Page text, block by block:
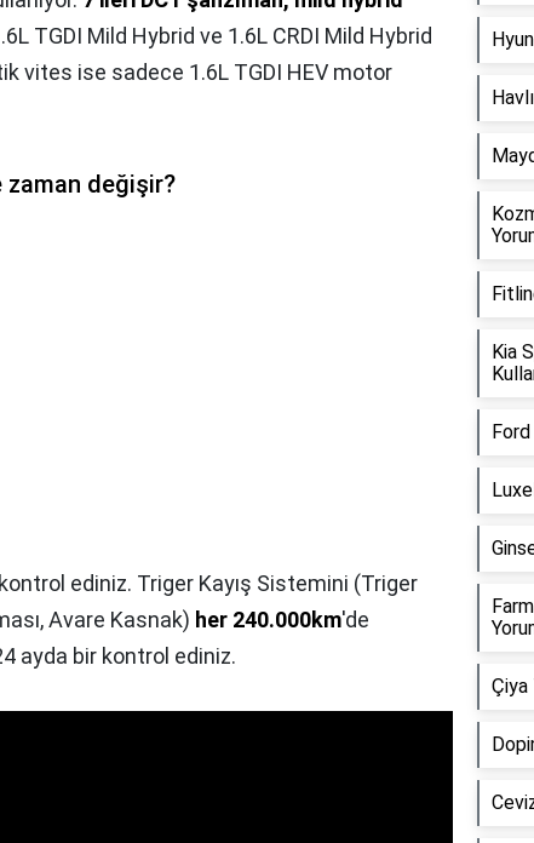
TGDI Mild Hybrid ve 1.6L CRDI Mild Hybrid
vites ise sadece 1.6L TGDI HEV motor
zaman değişir?
ediniz. Triger Kayış Sistemini (Triger
Avare Kasnak) her 240.000km'de
ayda bir kontrol ediniz.
Kia
Çiya